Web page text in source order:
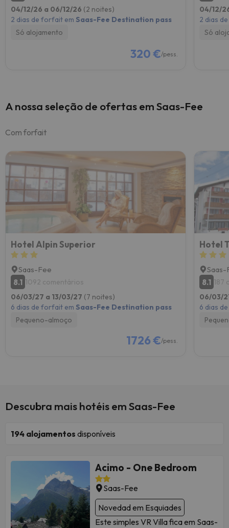
04/12/26 a 06/12/26 (2 noites)
2 dias de forfait em Saas-Fee Destination pass
Só alojamento
320 €/pess.
04/12/
2 dias
Só
A nossa seleção de ofertas em Saas-Fee
Com forfait
Hotel Alpin Superior
Saas-Fee
8.1 1092 comentários
06/03/27 a 13/03/27 (7 noites)
6 dias de forfait em Saas-Fee Destination pass
Pequeno-almoço
1726 €/pess.
Hotel
Saas-
8.1 187
06/03/
6 dias
Descubra mais hotéis em Saas-Fee
194 alojamentos disponíveis
Acimo - One Bedroom
Saas-Fee
Novedad em Esquiades
Este simples VR Villa fica em Saas-